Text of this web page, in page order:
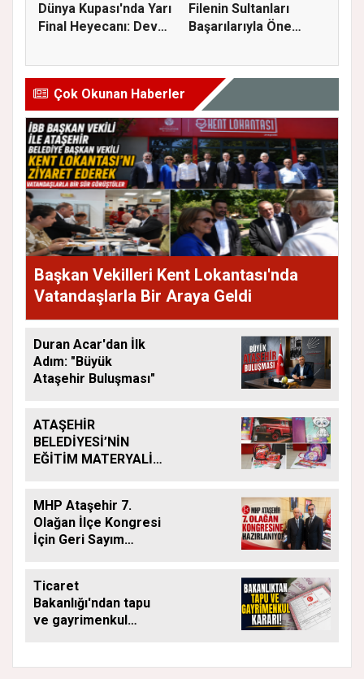
Dünya Kupası'nda Yarı
Final Heyecanı: Dev
Filenin Sultanları
Başarılarıyla Öne
Çok Okunan Haberler
Başkan Vekilleri Kent Lokantası'nda
Vatandaşlarla Bir Araya Geldi
Duran Acar'dan İlk
Adım: "Büyük
Ataşehir Buluşması"
ATAŞEHİR
BELEDİYESİ’NİN
EĞİTİM MATERYALİ
SÜRÜYOR
MHP Ataşehir 7.
Olağan İlçe Kongresi
İçin Geri Sayım
Ticaret
Bakanlığı'ndan tapu
ve gayrimenkul
yapamayacak